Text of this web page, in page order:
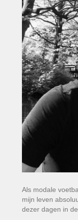
Als modale
mijn leven
dezer dagen in